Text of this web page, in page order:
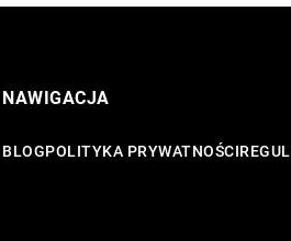
NAWIGACJA
BLOGPOLITYKA PRYWATNOŚCI